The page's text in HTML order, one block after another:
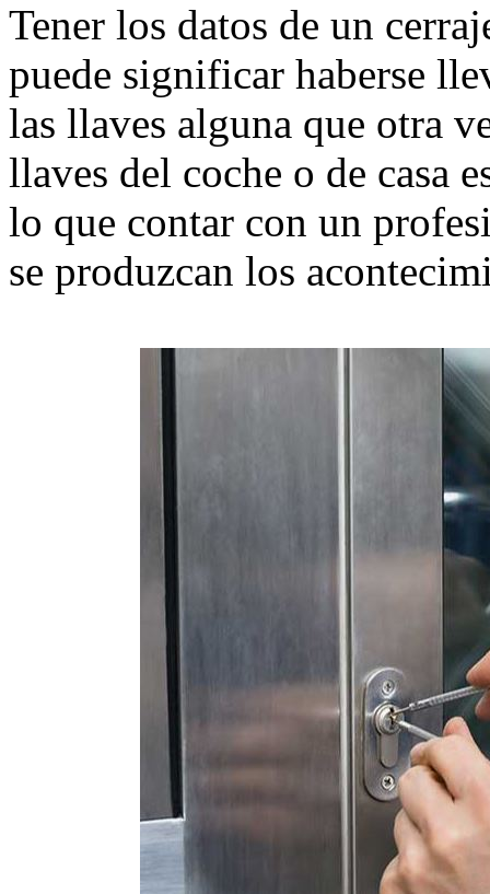
Tener los datos de un
puede significar haberse
las llaves alguna que otra
llaves del coche o de casa
lo que contar con un
se produzcan los